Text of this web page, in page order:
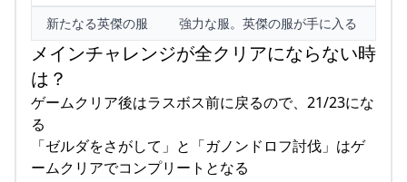
新たなる英傑の服
強力な服。英傑の服が手に入る
メインチャレンジが全クリアにならない時
は？
ゲームクリア後はラスボス前に戻るので、21/23にな
る
「ゼルダをさがして」と「ガノンドロフ討伐」はゲ
ームクリアでコンプリートとなる